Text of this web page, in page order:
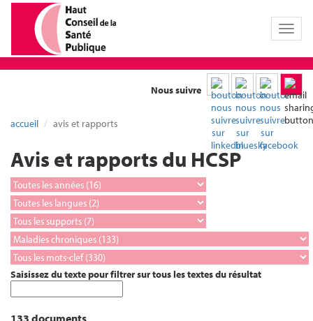
Toggle
Nous suivre
accueil avis et rapports
Avis et rapports du HCSP
Saisissez du texte pour filtrer sur tous les textes du résultat
133 documents